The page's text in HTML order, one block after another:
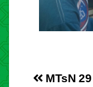
MTsN 29